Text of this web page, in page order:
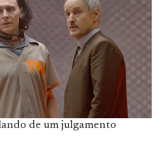
de um julgamento